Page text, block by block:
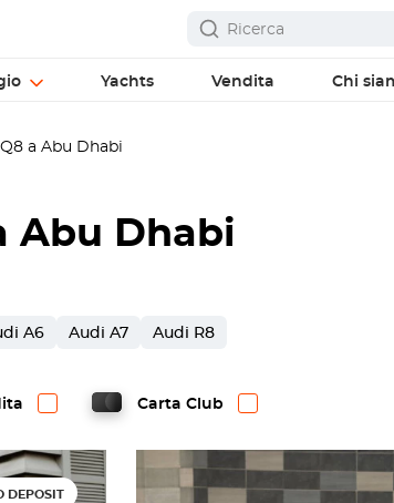
Yachts Vendita Chi
a Abu Dhabi
Abu Dhabi
A6 Audi A7 Audi R8
Carta Club
DEPOSIT